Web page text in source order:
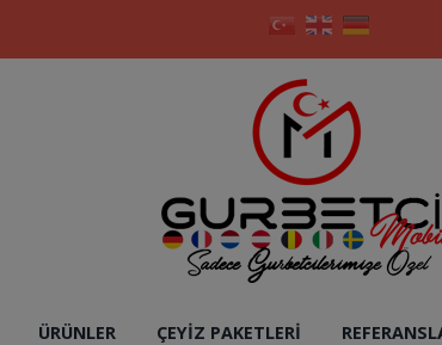
ÜRÜNLER ÇEYIZ PAKETLERI